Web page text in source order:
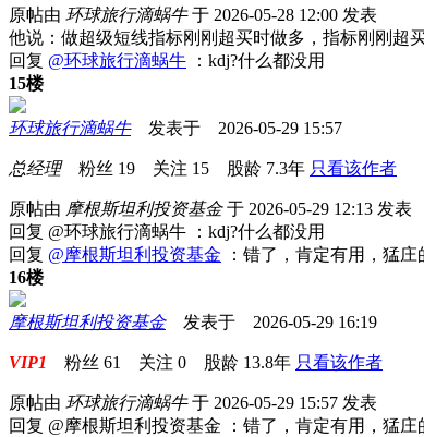
原帖由 环球旅行滴蜗牛于 2026-05-28 12:00 发表
他说：做超级短线指标刚刚超买时做多，指标刚刚超
回复 @环球旅行滴蜗牛 ：kdj?什么都没用
15楼
环球旅行滴蜗牛发表于 2026-05-29 15:57
总经理粉丝 19 关注 15 股龄 7.3年 只看该作者
原帖由 摩根斯坦利投资基金于 2026-05-29 12:13 发表
回复 @环球旅行滴蜗牛 ：kdj?什么都没用
回复 @摩根斯坦利投资基金 ：错了，肯定有用，猛
16楼
摩根斯坦利投资基金发表于 2026-05-29 16:19
VIP1 粉丝 61 关注 0 股龄 13.8年 只看该作者
原帖由 环球旅行滴蜗牛于 2026-05-29 15:57 发表
回复 @摩根斯坦利投资基金 ：错了，肯定有用，猛